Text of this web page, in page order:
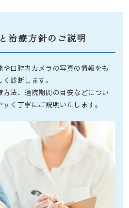
治療方針のご説明
口腔内カメラの写真の情報をも
診断します。
法、通院期間の目安などについ
く丁寧にご説明いたします。